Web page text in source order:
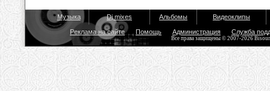
Музыка Dj mixes Альбомы Видеоклипы
Реклама на сайте Помощь Администрация Служба
Все права защищены © 2007-2026